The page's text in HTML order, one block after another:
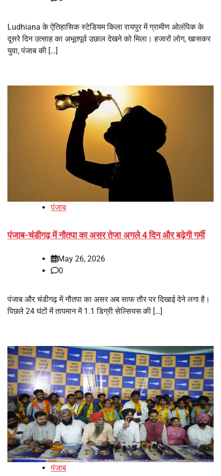
Ludhiana के ऐतिहासिक स्टेडियम किला रायपुर में ग्रामीण ओलंपिक के
दूसरे दिन उत्साह का अभूतपूर्व उछाल देखने को मिला। हजारों लोग, खासकर
युवा, पंजाब की […]
पंजाब
पंजाब-चंडीगढ़ में नौतपा का असर तेज! अगले 4 दिन और बढ़ेगी गर्मी
May 26, 2026
0
पंजाब और चंडीगढ़ में नौतपा का असर अब साफ तौर पर दिखाई देने लगा है।
पिछले 24 घंटों में तापमान में 1.1 डिग्री सेल्सियस की […]
पंजाब